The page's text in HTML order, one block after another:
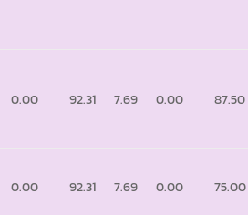
0.00 92.31 7.69 0.00 87.50
0.00 92.31 7.69 0.00 75.00